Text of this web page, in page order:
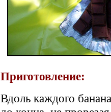
Приготовление:
Вдоль каждого